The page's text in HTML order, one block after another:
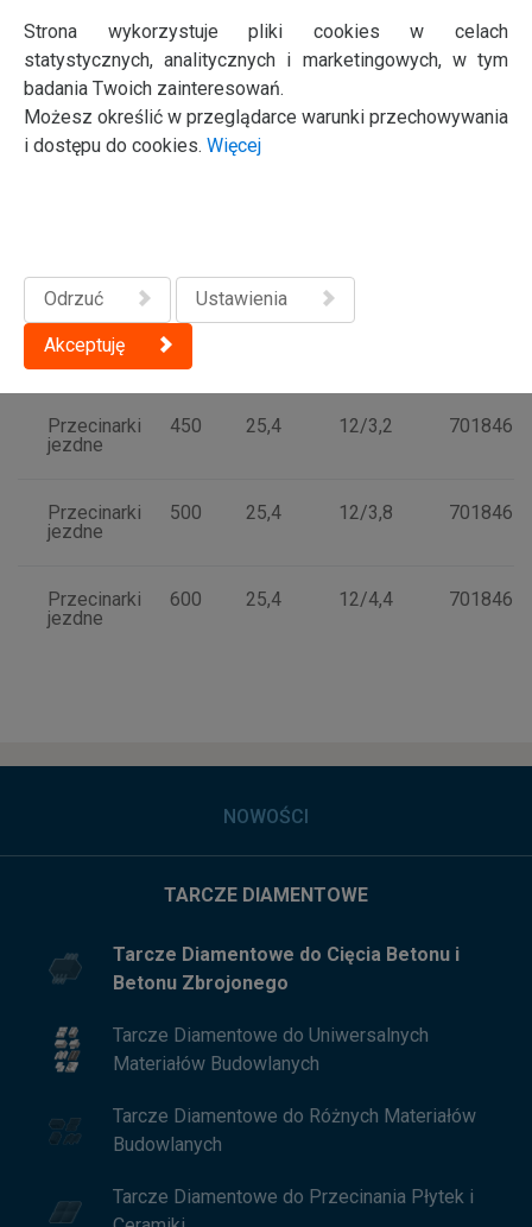
Ręczne
przecinarki
spalinowe.
Przecinarki
jezdne.
350 25,4 12/2,8
Ręczne
przecinarki
spalinowe.
Przecinarki
jezdne.
400 25,4 12/3,2
Przecinarki
jezdne
450 25,4 12/3,2
Przecinarki
jezdne
500 25,4 12/3,8
Przecinarki
jezdne
600 25,4 12/4,4
NOWOŚCI
TARCZE DIAMENTOWE
Tarcze Diamentowe do Cięcia Betonu i
Betonu Zbrojonego
Tarcze Diamentowe do Uniwersalnych
Materiałów Budowlanych
Tarcze Diamentowe do Różnych Materiałów
Budowlanych
Tarcze Diamentowe do Przecinania Płytek i
Strona wykorzystuje pliki cookies w celach
statystycznych, analitycznych i marketingowych, w tym
badania Twoich zainteresowań.
Możesz określić w przeglądarce warunki przechowywania
i dostępu do cookies. Więcej
Odrzuć Ustawienia
Akceptuję